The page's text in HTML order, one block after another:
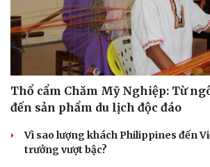
Thổ cẩm Chăm Mỹ Nghiệp: Từ
đến sản phẩm du lịch độc đáo
Vì sao lượng khách Philippines đến
trưởng vượt bậc?